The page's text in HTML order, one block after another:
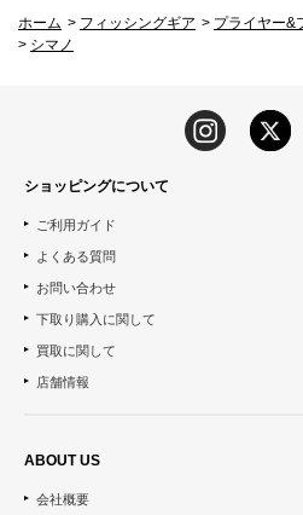
ホーム > フィッシングギア > プライヤー&
> シマノ
ショッピングについて
ご利用ガイド
よくある質問
お問い合わせ
下取り購入に関して
買取に関して
店舗情報
ABOUT US
会社概要